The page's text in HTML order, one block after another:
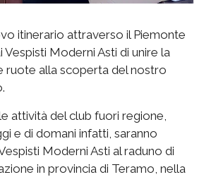
itinerario attraverso il Piemonte
Vespisti Moderni Asti di unire la
ruote alla scoperta del nostro
attività del club fuori regione,
e di domani infatti, saranno
Moderni Asti al raduno di
in provincia di Teramo, nella